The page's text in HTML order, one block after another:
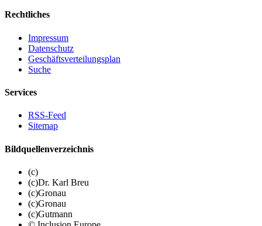
Rechtliches
Impressum
Datenschutz
Geschäftsverteilungsplan
Suche
Services
RSS-Feed
Sitemap
Bildquellenverzeichnis
(c)
(c)Dr. Karl Breu
(c)Gronau
(c)Gronau
(c)Gutmann